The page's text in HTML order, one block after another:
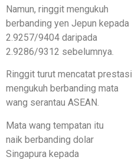
Namun, ringgit mengukuh
berbanding yen Jepun kepada
2.9257/9404 daripada
2.9286/9312 sebelumnya.
Ringgit turut mencatat prestasi
mengukuh berbanding mata
wang serantau ASEAN.
Mata wang tempatan itu
naik berbanding dolar
Singapura kepada